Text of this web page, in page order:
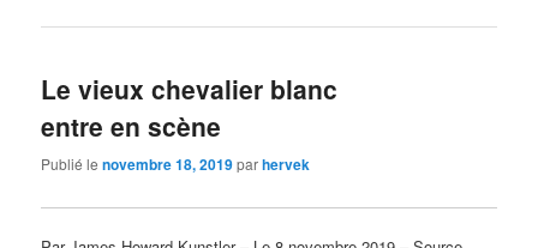
Le vieux chevalier blanc
entre en scène
Publié lenovembre 18, 2019parhervek